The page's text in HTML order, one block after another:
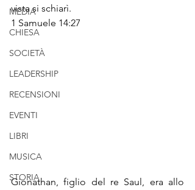
MEDIA
CHIESA
SOCIETÀ
LEADERSHIP
RECENSIONI
EVENTI
LIBRI
MUSICA
STORIA
vista si schiarì.
1 Samuele 14:27
Gionathan, figlio del re Saul, era allo